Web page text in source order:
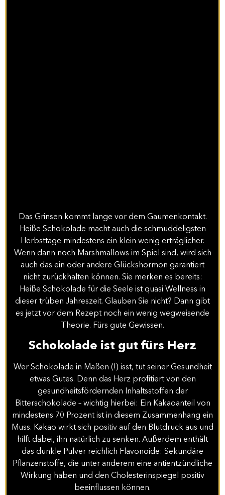
Das Grinsen kommt lange vor dem Gaumenkontakt.
Heiße Schokolade macht auch die schmuddeligsten
Herbsttage mindestens ein klein wenig erträglicher.
Wenn dann noch Marshmallows im Spiel sind, wird sich
auch das ein oder andere Glückshormon garantiert
nicht zurückhalten können. Sie merken es bereits:
Heiße Schokolade für die Seele ist quasi Wellness in
dieser trüben Jahreszeit. Glauben Sie nicht? Dann gibt
es jetzt vor dem Rezept noch ein wenig wegweisende
Theorie. Fürs gute Gewissen.
Schokolade ist gut fürs Herz
Wer Schokolade in Maßen (!) isst, tut seiner Gesundheit
etwas Gutes. Denn das Herz profitiert von den
gesundheitsfördernden Inhaltsstoffen der
Bitterschokolade – wichtig hierbei: Ein Kakaoanteil von
mindestens 70 Prozent ist in diesem Zusammenhang ein
Muss. Kakao wirkt sich positiv auf den Blutdruck aus und
hilft dabei, ihn natürlich zu senken. Außerdem enthält
das dunkle Pulver reichlich Flavonoide: Sekundäre
Pflanzenstoffe, die unter anderem eine antientzündliche
Wirkung haben und den Cholesterinspiegel positiv
beeinflussen können.